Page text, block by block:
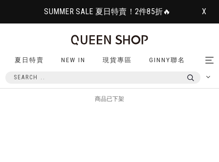
SUMMER SALE 夏日特賣！2件85折🔥 X
夏日特賣 NEW IN 現貨專區 GINNY聯名
商品已下架